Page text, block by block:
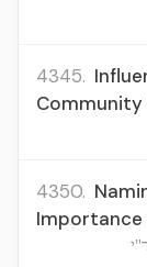
4345.
4350.
Importance